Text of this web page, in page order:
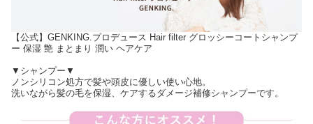
【公式】GENKING.プロデュース Hair filter グロッシーコートシャンプ
ー 保湿 艶 まとまり 潤い ヘアケア
▼シャンプー▼
ノンシリコン処方で髪や頭皮に優しい使い心地。
洗いながら髪の毛を保湿、ケアするダメージ補修シャンプーです。